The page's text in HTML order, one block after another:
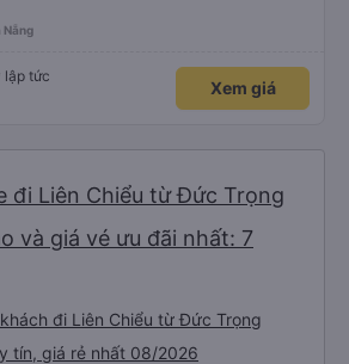
Nẵng
lập tức
Xem giá
đi Liên Chiểu từ Đức Trọng
và giá vé ưu đãi nhất: 7
đi Liên Chiểu từ Đức Trọng
tín, giá rẻ nhất 08/2026